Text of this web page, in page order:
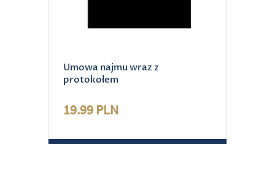
Umowa najmu wraz z
protokołem
19.99 PLN